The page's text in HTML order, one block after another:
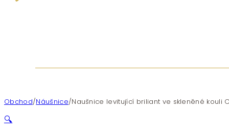
Obchod/Náušnice/Naušnice levitující briliant ve skleněné kouli
🔍